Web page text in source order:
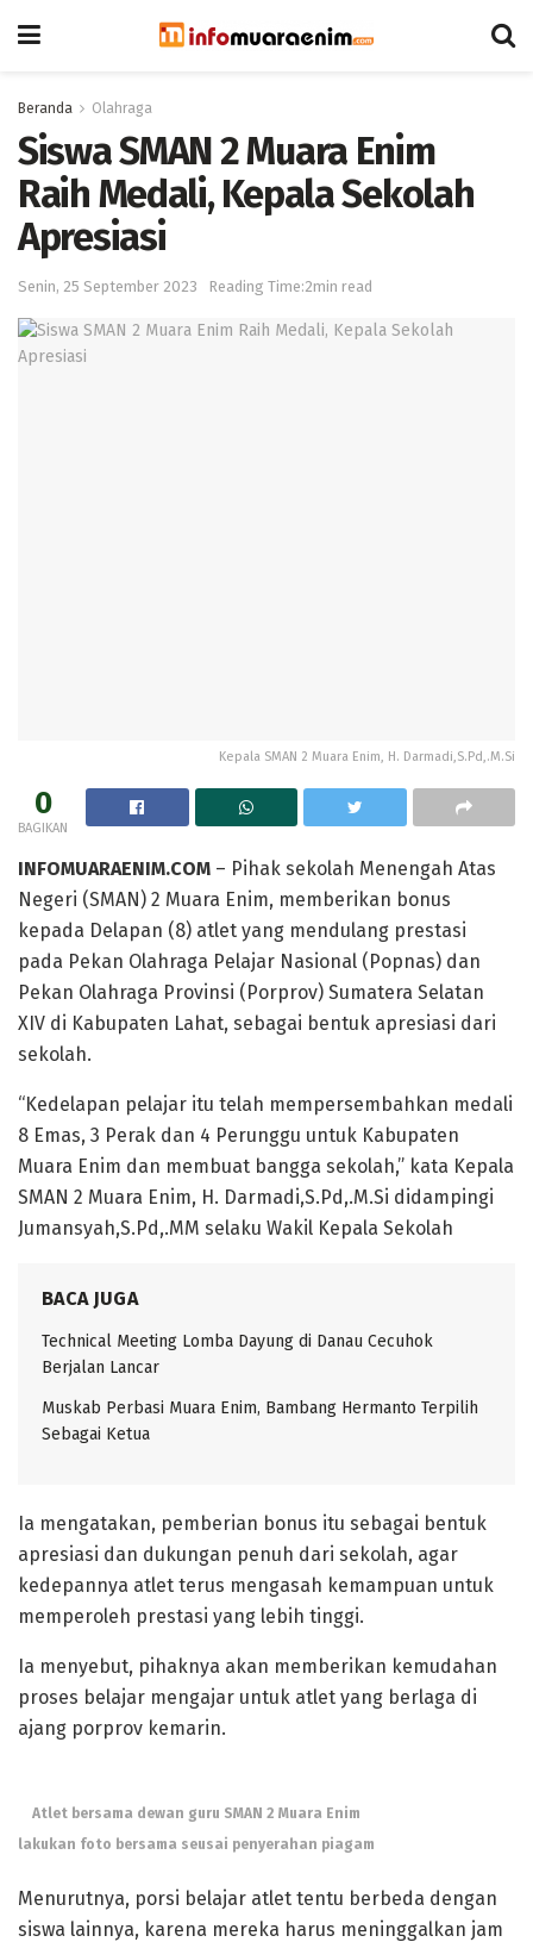
Beranda Olahraga
Siswa SMAN 2 Muara Enim
Raih Medali, Kepala Sekolah
Apresiasi
Senin, 25 September 2023 Reading Time:2min read
Kepala SMAN 2 Muara Enim, H. Darmadi,S.Pd,.M.Si
0
BAGIKAN
INFOMUARAENIM.COM – Pihak sekolah Menengah Atas
Negeri (SMAN) 2 Muara Enim, memberikan bonus
kepada Delapan (8) atlet yang mendulang prestasi
pada Pekan Olahraga Pelajar Nasional (Popnas) dan
Pekan Olahraga Provinsi (Porprov) Sumatera Selatan
XIV di Kabupaten Lahat, sebagai bentuk apresiasi dari
sekolah.
“Kedelapan pelajar itu telah mempersembahkan medali
8 Emas, 3 Perak dan 4 Perunggu untuk Kabupaten
Muara Enim dan membuat bangga sekolah,” kata Kepala
SMAN 2 Muara Enim, H. Darmadi,S.Pd,.M.Si didampingi
Jumansyah,S.Pd,.MM selaku Wakil Kepala Sekolah
BACA JUGA
Technical Meeting Lomba Dayung di Danau Cecuhok
Berjalan Lancar
Muskab Perbasi Muara Enim, Bambang Hermanto Terpilih
Sebagai Ketua
Ia mengatakan, pemberian bonus itu sebagai bentuk
apresiasi dan dukungan penuh dari sekolah, agar
kedepannya atlet terus mengasah kemampuan untuk
memperoleh prestasi yang lebih tinggi.
Ia menyebut, pihaknya akan memberikan kemudahan
proses belajar mengajar untuk atlet yang berlaga di
ajang porprov kemarin.
Atlet bersama dewan guru SMAN 2 Muara Enim
lakukan foto bersama seusai penyerahan piagam
Menurutnya, porsi belajar atlet tentu berbeda dengan
siswa lainnya, karena mereka harus meninggalkan jam